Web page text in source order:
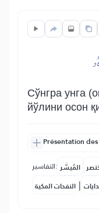
Сўнгра унга
йўлини осон
Présentation
التفاسير: المُيسَّر
النفحات المكية |